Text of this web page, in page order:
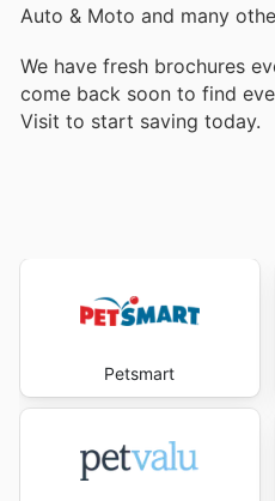
Auto & Moto and many
We have fresh brochures
come back soon to find
Visit to start saving today.
Petsmart